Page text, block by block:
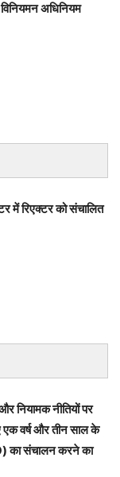
अधिनियम
में रिएक्टर को संचालित
नियामक नीतियों पर
एक वर्ष और तीन साल के
का संचालन करने का